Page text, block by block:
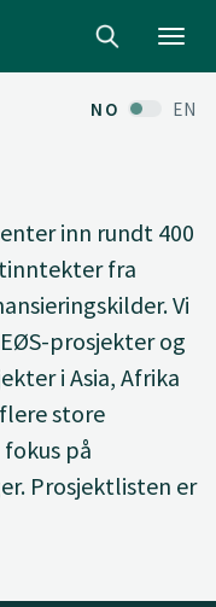
NO EN
inn rundt 400
fra
Vi
prosjekter og
i Asia, Afrika
store
på
Prosjektlisten er